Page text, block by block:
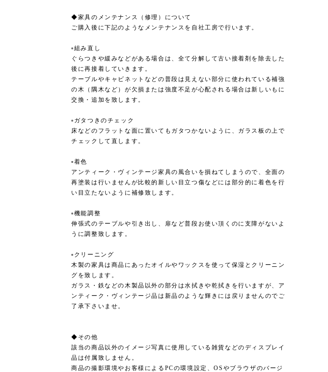
◆家具のメンテナンス（修理）について
ご購入後に下記のようなメンテナンスを自社工房で行います。
▫︎組み直し
ぐらつきや緩みなどがある場合は、全て分解して古い接着剤を除去した
後に再接着していきます。
テーブルやキャビネットなどの普段は見えない部分に使われている補強
の木（隅木など）が欠損または強度不足が心配される場合は新しいもに
交換・追加を致します。
▫︎ガタつきのチェック
床などのフラットな面に置いてもガタつかないように、ガラス板の上で
チェックして直します。
▫︎着色
アンティーク・ヴィンテージ家具の風合いを損ねてしまうので、全面の
再塗装は行いませんが比較的新しい目立つ傷などには部分的に着色を行
い目立たないように補修致します。
▫︎機能調整
伸張式のテーブルや引き出し、扉など普段お使い頂くのに支障がないよ
うに調整致します。
▫︎クリーニング
木製の家具は商品にあったオイルやワックスを使って保湿とクリーニン
グを致します。
ガラス・鉄などの木製品以外の部分は水拭きや乾拭きを行いますが、ア
ンティーク・ヴィンテージ品は新品のような輝きには戻りませんのでご
了承下さいませ。
◆その他
該当の商品以外のイメージ写真に使用している雑貨などのディスプレイ
品は付属致しません。
商品の撮影環境やお客様によるPCの環境設定、OSやブラウザのバージ